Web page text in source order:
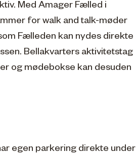
Med Amager Fælled i
for walk and talk-møder
Fælleden kan nydes direkte
Bellakvarters aktivitetstag
og mødebokse kan desuden
egen parkering direkte under